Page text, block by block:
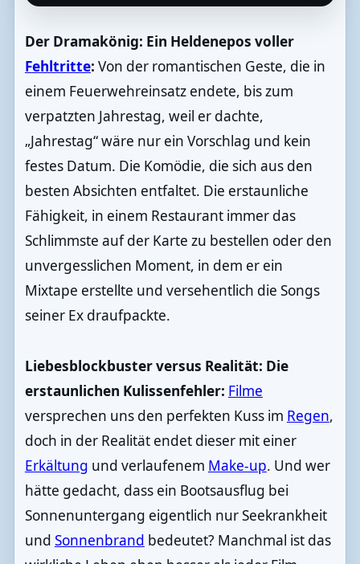
Der Dramakönig: Ein Heldenepos voller
Fehltritte: Von der romantischen Geste, die in
einem Feuerwehreinsatz endete, bis zum
verpatzten Jahrestag, weil er dachte,
„Jahrestag“ wäre nur ein Vorschlag und kein
festes Datum. Die Komödie, die sich aus den
besten Absichten entfaltet. Die erstaunliche
Fähigkeit, in einem Restaurant immer das
Schlimmste auf der Karte zu bestellen oder den
unvergesslichen Moment, in dem er ein
Mixtape erstellte und versehentlich die Songs
seiner Ex draufpackte.
Liebesblockbuster versus Realität: Die
erstaunlichen Kulissenfehler: Filme
versprechen uns den perfekten Kuss im Regen,
doch in der Realität endet dieser mit einer
Erkältung und verlaufenem Make-up. Und wer
hätte gedacht, dass ein Bootsausflug bei
Sonnenuntergang eigentlich nur Seekrankheit
und Sonnenbrand bedeutet? Manchmal ist das